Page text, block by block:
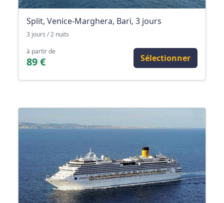
Split, Venice-Marghera, Bari, 3 jours
3 jours / 2 nuits
à partir de
89 € Sélectionner